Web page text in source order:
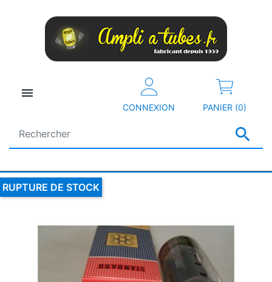


CONNEXION PANIER (0)
RUPTURE DE STOCK